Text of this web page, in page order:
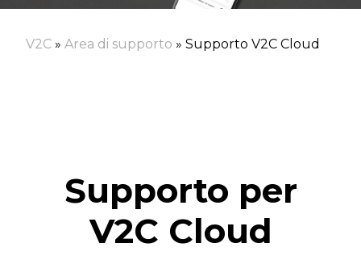
V2C » Area di supporto » Supporto V2C Cloud
Supporto per
V2C Cloud